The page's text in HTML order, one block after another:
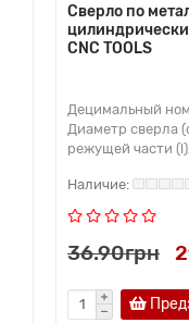
Сверло по
CNC TOOLS
Децимальный
Диаметр сверла
режущей части
36.90грн